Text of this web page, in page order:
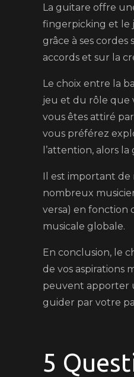
La guitare offre
fingerpicking et le
grâce à ses
accords et sur la
Le choix entre la
jeu et du rôle que
vous êtes attiré
vous préférez
l’attention, alors
Il est important de
nombreux
versa) en fonction
musicale globale.
En conclusion, le
de vos aspirations
peuvent apporter
guider par votre
5